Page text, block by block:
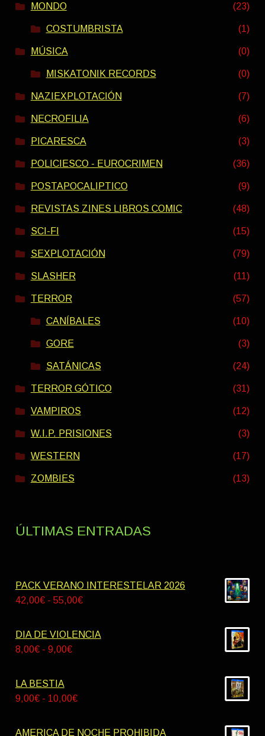
MONDO (23)
COSTUMBRISTA (1)
MÚSICA (0)
MISKATONIK RECORDS (0)
NAZIEXPLOTACIÓN (7)
NECROFILIA (6)
PICARESCA (3)
POLICIESCO - EUROCRIMEN (36)
POSTAPOCALIPTICO (9)
REVISTAS ZINES LIBROS COMIC (48)
SCI-FI (15)
SEXPLOTACIÓN (79)
SLASHER (11)
TERROR (57)
CANÍBALES (10)
GORE (3)
SATÁNICAS (24)
TERROR GÓTICO (31)
VAMPIROS (12)
W.I.P. PRISIONES (3)
WESTERN (17)
ZOMBIES (13)
ÚLTIMAS ENTRADAS
PACK VERANO INTERESTELAR 2026
42,00€ - 55,00€Rango
precios:
DIA DE VIOLENCIA
8,00€ - 9,00€Rango
desde
LA BESTIA
9,00€ - 10,00€Rango
precios:
AMERICA DE NOCHE PROHIBIDA